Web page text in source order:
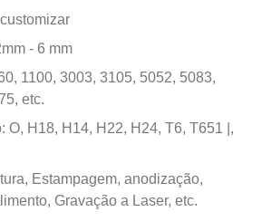
- 6 mm
1100, 3003, 3105, 5052, 5083,
etc.
O, H18, H14, H22, H24, T6, T651 |,
Estampagem, anodização,
Gravação a Laser, etc.